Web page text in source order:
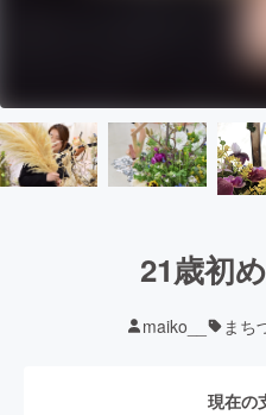
21歳初
maiko__ まち
現在の